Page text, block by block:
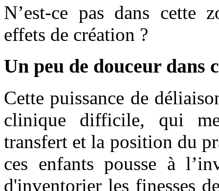
N’est-ce pas dans cette
effets de création ?
Un peu de douceur dans
Cette puissance de
clinique difficile, qui
transfert et la position du
ces enfants pousse à
d'inventorier les finesses